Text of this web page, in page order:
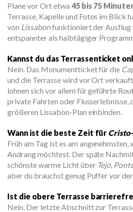
Plane vor Ort etwa 45 bis 75
Terrasse, Kapelle und Fotos im Blick
von Lissabonfunktioniert der Ausflug
entspannter als halbtägiger
Kannst du das Terrassenticket
Nein. Das Monumentticket für die
und die Terrasse wird vor Ort
lohnen sich vor allem für geführte
private Fahrten oder Flusserlebnisse,
größeren Lissabon-Plan einbinden.
Wann ist die beste Zeit für
Früh am Tag ist es am angenehmsten,
Andrang möchtest. Der späte
schönste warme Licht über Tejo,
aber du brauchst genug Puffer vor
Ist die obere Terrasse
Nein. Der letzte Abschnitt zur